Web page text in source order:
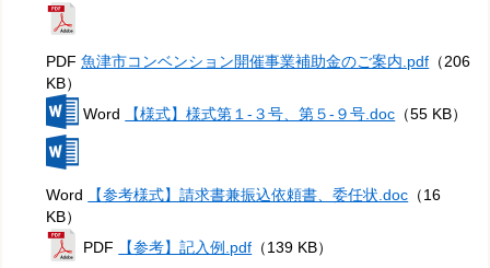
PDF魚津市コンベンション開催事業補助金のご案内.pdf （206
KB）
Word
【様式】様式第１-３号、第５-９号.doc （55 KB）
Word 【参考様式】請求書兼振込依頼書、委任状.doc （16
KB）
PDF
【参考】記入例.pdf （139 KB）